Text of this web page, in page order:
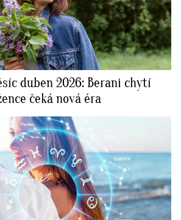
duben 2026: Berani chytí
čeká nová éra